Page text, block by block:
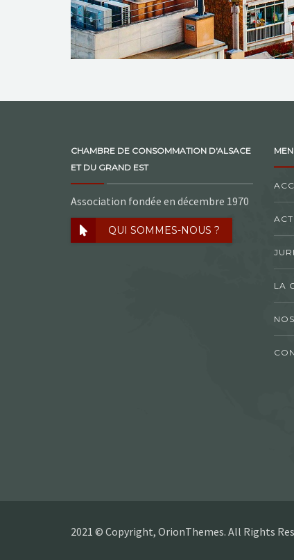
CHAMBRE DE CONSOMMATION D'ALSACE
ET DU GRAND EST
Association fondée en décembre 1970
QUI SOMMES-NOUS ?
LA
2021 © Copyright, OrionThemes. All Rights